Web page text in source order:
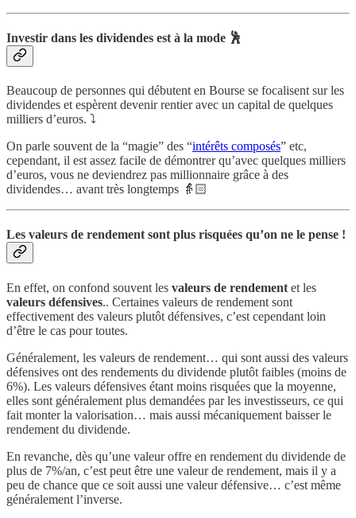
Investir dans les dividendes est à la mode 🕺
Beaucoup de personnes qui débutent en Bourse se focalisent sur les
dividendes et espèrent devenir rentier avec un capital de quelques
milliers d’euros. ⤵️
On parle souvent de la “magie” des “intérêts composés” etc,
cependant, il est assez facile de démontrer qu’avec quelques milliers
d’euros, vous ne deviendrez pas millionnaire grâce à des
dividendes… avant très longtemps 👵🏻
Les valeurs de rendement sont plus risquées qu’on ne le pense !
En effet, on confond souvent les valeurs de rendement et les
valeurs défensives.. Certaines valeurs de rendement sont
effectivement des valeurs plutôt défensives, c’est cependant loin
d’être le cas pour toutes.
Généralement, les valeurs de rendement… qui sont aussi des valeurs
défensives ont des rendements du dividende plutôt faibles (moins de
6%). Les valeurs défensives étant moins risquées que la moyenne,
elles sont généralement plus demandées par les investisseurs, ce qui
fait monter la valorisation… mais aussi mécaniquement baisser le
rendement du dividende.
En revanche, dès qu’une valeur offre en rendement du dividende de
plus de 7%/an, c’est peut être une valeur de rendement, mais il y a
peu de chance que ce soit aussi une valeur défensive… c’est même
généralement l’inverse.